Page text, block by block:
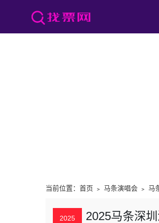
当前位置： 首页 ﹥ 马条演唱会 ﹥ 马
2025 2025马条深